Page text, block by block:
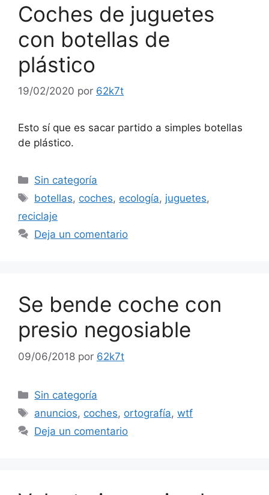
Coches de juguetes
con botellas de
plástico
19/02/2020 por 62k7t
Esto sí que es sacar partido a simples botellas
de plástico.
Categorías
Sin categoría
Etiquetas
botellas, coches, ecología, juguetes,
reciclaje
Deja un comentario
Se bende coche con
presio negosiable
09/06/2018 por 62k7t
Categorías
Sin categoría
Etiquetas
anuncios, coches, ortografía,wtf
Deja un comentario